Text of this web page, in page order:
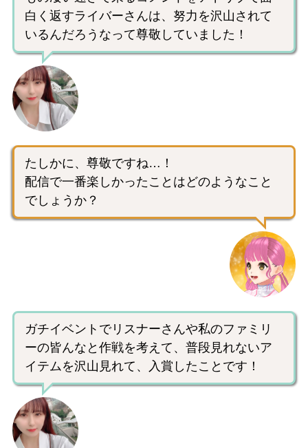
白く返すライバーさんは、努力を沢山されて
いるんだろうなって尊敬していました！
たしかに、尊敬ですね…！
配信で一番楽しかったことはどのようなこと
でしょうか？
ガチイベントでリスナーさんや私のファミリ
ーの皆んなと作戦を考えて、普段見れないア
イテムを沢山見れて、入賞したことです！